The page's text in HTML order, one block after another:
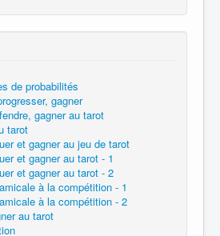
de probabilités
gagner
gagner au tarot
tarot
et gagner au jeu de tarot
et gagner au tarot - 1
et gagner au tarot - 2
à la compétition - 1
à la compétition - 2
au tarot